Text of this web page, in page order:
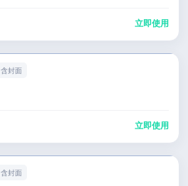
立即使用
含封面
立即使用
含封面